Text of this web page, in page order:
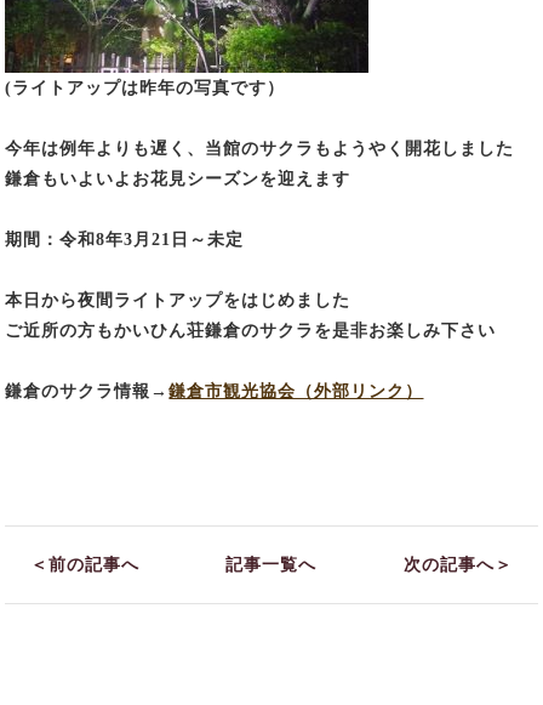
(ライトアップは昨年の写真です）
今年は例年よりも遅く、当館のサクラもようやく開花しました
鎌倉もいよいよお花見シーズンを迎えます
期間：令和8年3月21日～未定
本日から夜間ライトアップをはじめました
ご近所の方もかいひん荘鎌倉のサクラを是非お楽しみ下さい
鎌倉のサクラ情報→鎌倉市観光協会（外部リンク）
＜前の記事へ 記事一覧へ 次の記事へ＞